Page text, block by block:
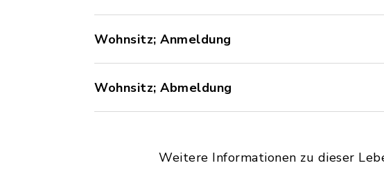
Wohnsitz; Anmeldung
Wohnsitz; Abmeldung
Weitere Informationen zu dieser